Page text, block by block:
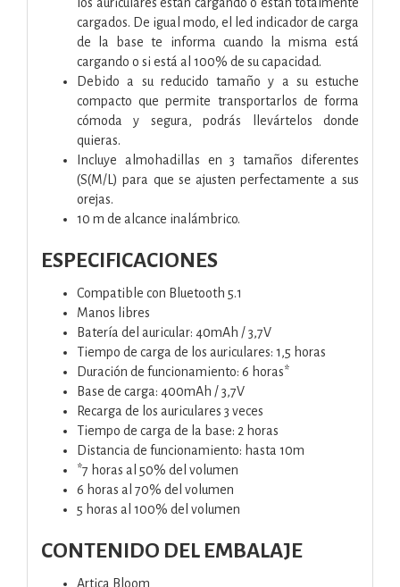
cargados. De igual modo, el led indicador de carga
de la base te informa cuando la misma está
cargando o si está al 100% de su capacidad.
Debido a su reducido tamaño y a su estuche
compacto que permite transportarlos de forma
cómoda y segura, podrás llevártelos donde
quieras.
Incluye almohadillas en 3 tamaños diferentes
(S(M/L) para que se ajusten perfectamente a sus
orejas.
10 m de alcance inalámbrico.
ESPECIFICACIONES
Compatible con Bluetooth 5.1
Manos libres
Batería del auricular: 40mAh / 3,7V
Tiempo de carga de los auriculares: 1,5 horas
Duración de funcionamiento: 6 horas*
Base de carga: 400mAh / 3,7V
Recarga de los auriculares 3 veces
Tiempo de carga de la base: 2 horas
Distancia de funcionamiento: hasta 10m
*7 horas al 50% del volumen
6 horas al 70% del volumen
5 horas al 100% del volumen
CONTENIDO DEL EMBALAJE
Artica Bloom